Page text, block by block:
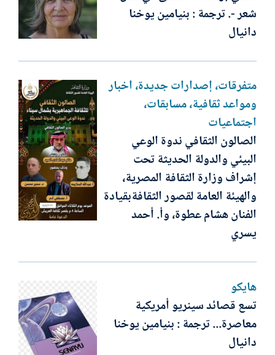
شعر -. ترجمة : بنيامين يوخنا
دانيال
متفرقات، إصدارات جديدة، أخبار
ومواعد ثقافية، مسابقات،
اجتماعيات
الصالون الثقافي ندوة الوعي
البيئي والدولة الحديثة تحت
إشراف وزارة الثقافة المصرية،
والهيئة العامة لقصور الثقافةبقيادة
الفنان هشام عطوة، وأ. أحمد
يسري
هايكو
تسع قصائد سينريو أمريكية
معاصرة... ترجمة : بنيامين يوخنا
دانيال